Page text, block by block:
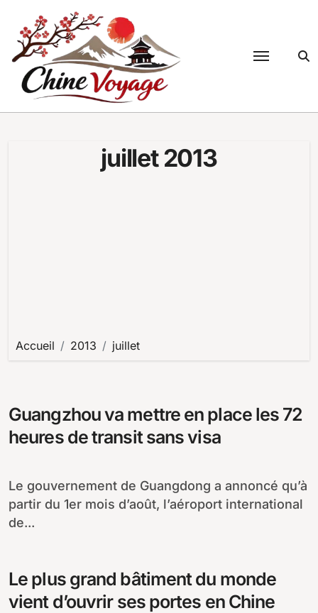
contenu
juillet 2013
Accueil 2013 juillet
Guangzhou va mettre en place les 72
heures de transit sans visa
Le gouvernement de Guangdong a annoncé qu’à
partir du 1er mois d’août, l’aéroport international
de...
Le plus grand bâtiment du monde
vient d’ouvrir ses portes en Chine